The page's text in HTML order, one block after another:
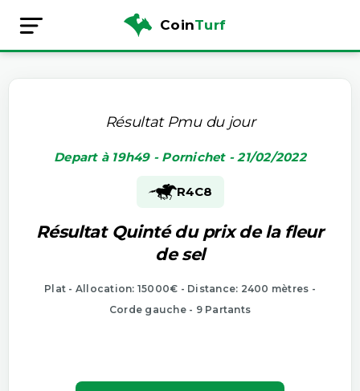
CoinTurf
Résultat Pmu du jour
Depart à 19h49 - Pornichet - 21/02/2022
R4C8
Résultat Quinté du prix de la fleur
de sel
Plat - Allocation: 15000€ - Distance: 2400 mètres -
Corde gauche - 9 Partants